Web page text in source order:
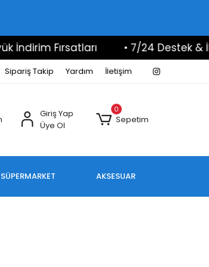
İndirim Fırsatları • 7/24 Destek &
Sipariş Takip Yardım İletişim
Giriş Yap
Üye Ol
0
Sepetim
SÜPERMARKET AKSESUAR